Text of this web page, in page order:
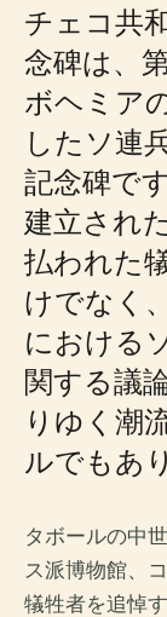
チェコ共
念碑は、
ボヘミア
したソ連
記念碑で
建立され
払われた
けでなく
における
関する議
りゆく潮
ルでもあ
タボールの中
ス派博物館、
犠牲者を追悼